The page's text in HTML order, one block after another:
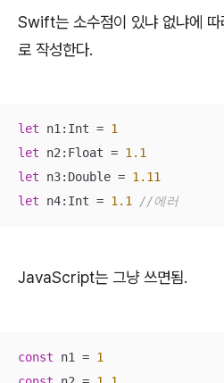
Swift는 소수점이 있냐 없냐에
로 작성한다.
let n1:Int = 1
let n2:Float = 1.1
let n3:Double = 1.11
let n4:Int = 1.1 //에러
JavaScript는 그냥 쓰면됨.
const n1 = 1